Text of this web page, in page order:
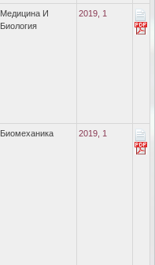
Медицина И
Биология
2019, 1
Биомеханика 2019, 1